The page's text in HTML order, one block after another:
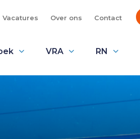
Vacatures Over ons Contact
VRA RN